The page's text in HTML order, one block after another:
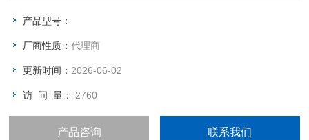
产品型号：
厂商性质：代理商
更新时间： 2026-06-02
访 问 量： 2760
产品咨询 联系我们